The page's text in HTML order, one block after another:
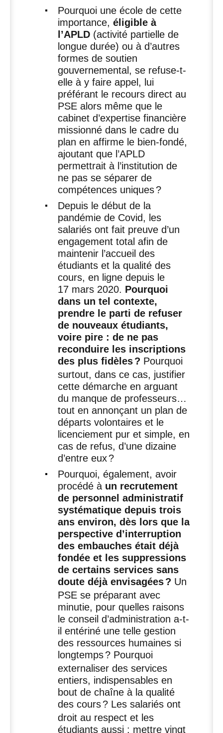
Pourquoi une école de cette
importance, éligible à
l’APLD(activité partielle de
longue durée) ou à d’autres
formes de soutien
gouvernemental, se refuse-t-
elle à y faire appel, lui
préférant le recours direct au
PSEalors même que le
cabinet d’expertise financière
missionné dans le cadre du
plan en affirme le bien-fondé,
ajoutant que l’APLD
permettrait à l’institution de
ne pas se séparer de
compétences uniques?
Depuis le début de la
pandémie de Covid, les
salariés ont fait preuve d’un
engagement total afin de
maintenir l’accueil des
étudiants et la qualité des
cours, en ligne depuis le
17 mars 2020. Pourquoi
dans un tel contexte,
prendre le parti de refuser
de nouveaux étudiants,
voire pire : de ne pas
reconduire les inscriptions
des plus fidèles? Pourquoi
surtout, dans ce cas, justifier
cette démarche en arguant
du manque de professeurs…
tout en annonçant un plan de
départs volontaires et le
licenciement pur et simple, en
cas de refus, d’une dizaine
d’entre eux?
Pourquoi, également, avoir
procédé à un recrutement
de personnel administratif
systématique depuis trois
ans environ, dès lors que la
perspective d’interruption
des embauches était déjà
fondée et les suppressions
de certains services sans
doute déjà envisagées? Un
PSEse préparant avec
minutie, pour quelles raisons
le conseil d’administration a-t-
il entériné une telle gestion
des ressources humaines si
longtemps? Pourquoi
externaliser des services
entiers, indispensables en
bout de chaîne à la qualité
des cours? Les salariés ont
droit au respect et les
étudiants aussi : mettre vingt